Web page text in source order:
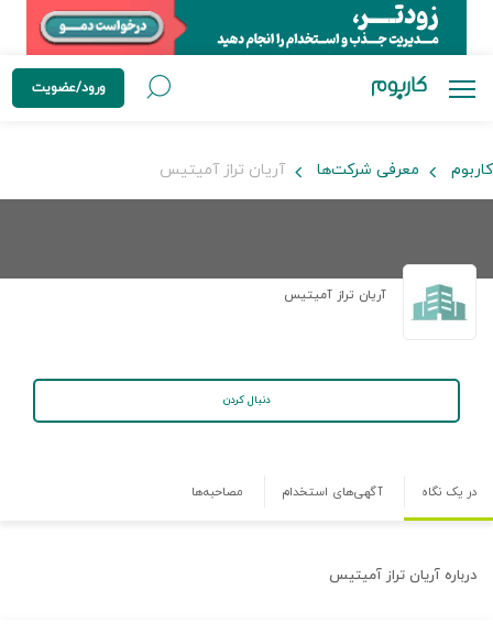
ورود/عضویت
کاربوم معرفی شرکت‌ها آریان تراز آمیتیس
آریان تراز آمیتیس
دنبال کردن
در یک نگاه آگهی‌های استخدام مصاحبه‌ها
درباره آریان تراز آمیتیس